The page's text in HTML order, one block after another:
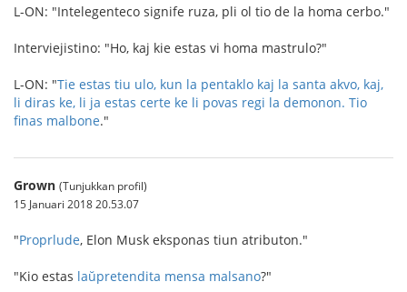
L-ON: "Intelegenteco signife ruza, pli ol tio de la homa cerbo."
Interviejistino: "Ho, kaj kie estas vi homa mastrulo?"
L-ON: "Tie estas tiu ulo, kun la pentaklo kaj la santa akvo, kaj,
li diras ke, li ja estas certe ke li povas regi la demonon. Tio
finas malbone."
Grown (Tunjukkan profil)
15 Januari 2018 20.53.07
"Proprlude, Elon Musk eksponas tiun atributon."
"Kio estas laŭpretendita mensa malsano?"